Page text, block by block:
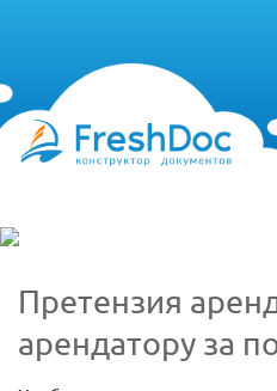
Претензия
арендатору за